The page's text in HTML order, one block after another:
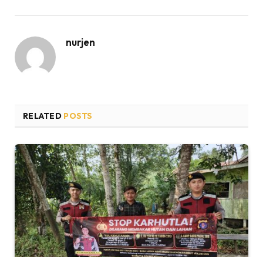
nurjen
RELATED POSTS